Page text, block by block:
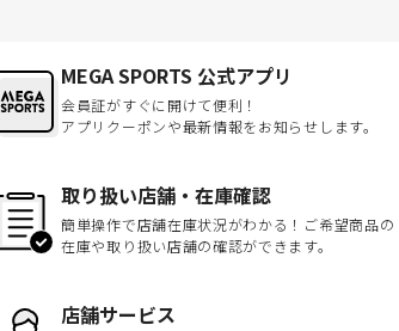
MEGA SPORTS 公式アプリ
会員証がすぐに開けて便利！
アプリクーポンや最新情報をお知らせします。
取り扱い店舗・在庫確認
簡単操作で店舗在庫状況がわかる！ご希望商品の
在庫や取り扱い店舗の確認ができます。
店舗サービス